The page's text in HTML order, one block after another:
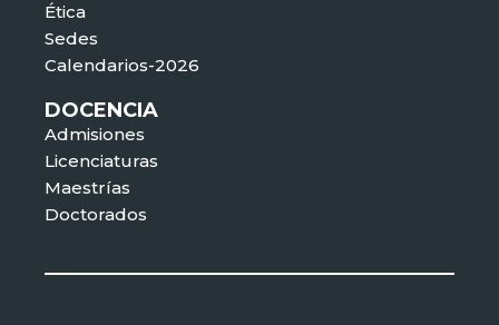
Ética
Sedes
Calendarios-2026
DOCENCIA
Admisiones
Licenciaturas
Maestrías
Doctorados